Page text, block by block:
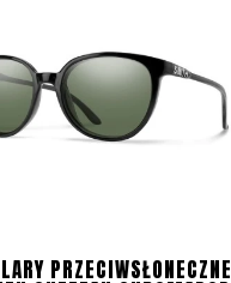
PRZECIWSŁONECZNE